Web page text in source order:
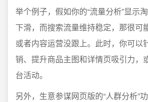
举个例子，假如你的“流量分析”显示
下滑，而搜索流量维持稳定，那很可
或者内容运营没跟上。此时，你可以
销、提升商品主图和详情页吸引力，
台活动。
另外，生意参谋网页版的“人群分析”